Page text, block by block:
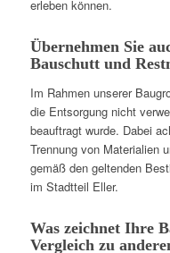
erleben können.
Übernehmen Sie
Bauschutt und
Im Rahmen unserer
die Entsorgung nicht
beauftragt wurde. Dabei
Trennung von Materialien
gemäß den geltenden
im Stadtteil Eller.
Was zeichnet Ihre
Vergleich zu